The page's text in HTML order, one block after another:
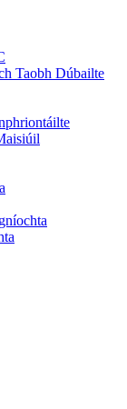
Taobh Dúbailte